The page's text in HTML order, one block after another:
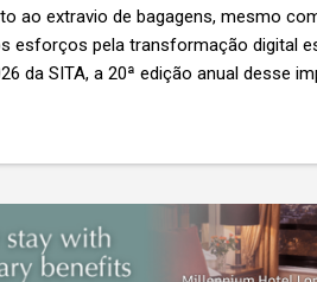
ao extravio de bagagens, mesmo
esforços pela transformação digital
da SITA, a 20ª edição anual desse
passageiro, uma mala extraviada